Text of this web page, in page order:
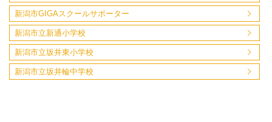
新潟市GIGAスクールサポーター
新潟市立新通小学校
新潟市立坂井東小学校
新潟市立坂井輪中学校